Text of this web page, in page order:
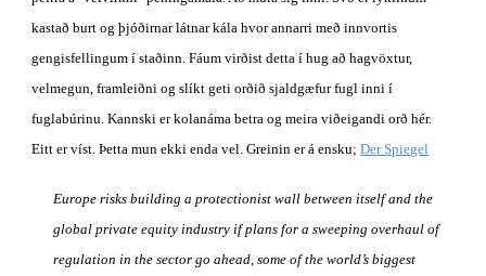
kastað burt og þjóðirnar látnar kála hvor annarri með innvortis
gengisfellingum í staðinn. Fáum virðist detta í hug að hagvöxtur,
velmegun, framleiðni og slíkt geti orðið sjaldgæfur fugl inni í
fuglabúrinu. Kannski er kolanáma betra og meira viðeigandi orð hér.
Eitt er víst. Þetta mun ekki enda vel. Greinin er á ensku; Der Spiegel
Europe risks building a protectionist wall between itself and the
global private equity industry if plans for a sweeping overhaul of
regulation in the sector go ahead, some of the world’s biggest